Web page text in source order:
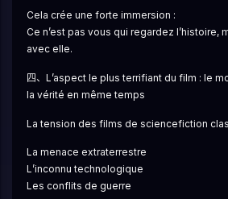
Cela crée une forte immersion :
Ce n’est pas vous qui regardez l’histoire,
avec elle.
四、L’aspect le plus terrifiant du film : le
la vérité en même temps
La tension des films de sciencefiction
La menace extraterrestre
L’inconnu technologique
Les conflits de guerre